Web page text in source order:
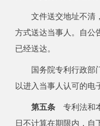
文件送交地址不清，
方式送达当事人。自公
已经送达。
国务院专利行政部门
以进入当事人认可的电
第五条 专利法和
日不计算在期限内，自